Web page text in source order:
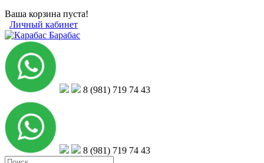
Ваша корзина пуста!
Личный кабинет
8 (981) 719 74 43
8 (981) 719 74 43